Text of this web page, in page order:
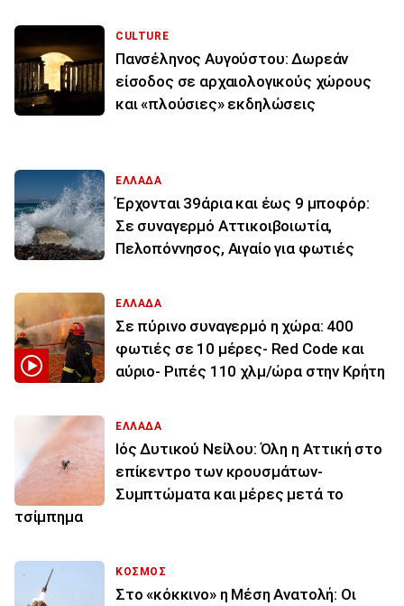
CULTURE
Πανσέληνος Αυγούστου: Δωρεάν
είσοδος σε αρχαιολογικούς χώρους
και «πλούσιες» εκδηλώσεις
ΕΛΛΑΔΑ
Έρχονται 39άρια και έως 9 μποφόρ:
Σε συναγερμό Αττικοιβοιωτία,
Πελοπόννησος, Αιγαίο για φωτιές
ΕΛΛΑΔΑ
Σε πύρινο συναγερμό η χώρα: 400
φωτιές σε 10 μέρες- Red Code και
αύριο- Ριπές 110 χλμ/ώρα στην Κρήτη
ΕΛΛΑΔΑ
Ιός Δυτικού Νείλου: Όλη η Αττική στο
επίκεντρο των κρουσμάτων-
Συμπτώματα και μέρες μετά το
τσίμπημα
ΚΟΣΜΟΣ
Στο «κόκκινο» η Μέση Ανατολή: Οι